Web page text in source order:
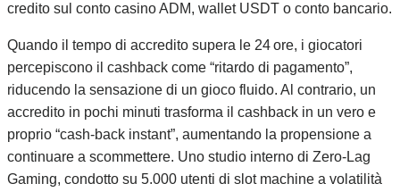
credito sul conto casino ADM, wallet USDT o conto bancario.
Quando il tempo di accredito supera le 24 ore, i giocatori
percepiscono il cashback come “ritardo di pagamento”,
riducendo la sensazione di un gioco fluido. Al contrario, un
accredito in pochi minuti trasforma il cashback in un vero e
proprio “cash‑back instant”, aumentando la propensione a
continuare a scommettere. Uno studio interno di Zero‑Lag
Gaming, condotto su 5.000 utenti di slot machine a volatilità